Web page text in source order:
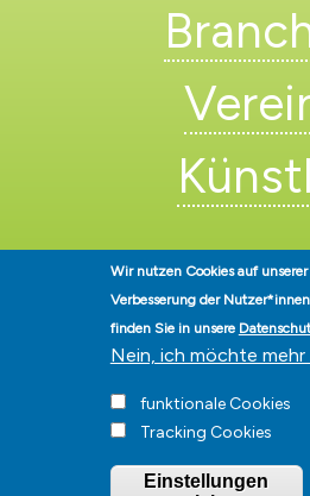
Stadt Hohen Neuendorf •
Presse|Datenschutz|
© Hohen-Neuendorf.de, Alle Rechte
Wir nutzen Cookies auf
Verbesserung der
finden Sie in unsere
Nein, ich möchte
funktionale Cookies
Tracking Cookies
Einstellungen